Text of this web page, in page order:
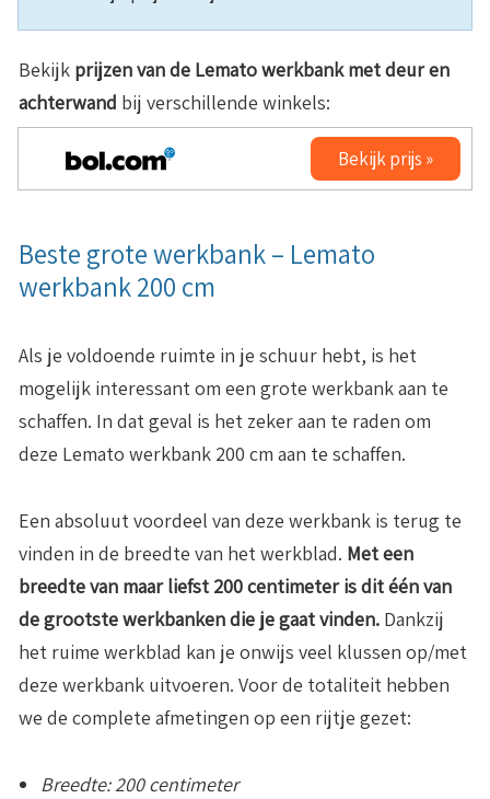
Bekijk prijzen van de Lemato werkbank met deur en
achterwand bij verschillende winkels:
Bekijk prijs »
Beste grote werkbank – Lemato
werkbank 200 cm
Als je voldoende ruimte in je schuur hebt, is het
mogelijk interessant om een grote werkbank aan te
schaffen. In dat geval is het zeker aan te raden om
deze Lemato werkbank 200 cm aan te schaffen.
Een absoluut voordeel van deze werkbank is terug te
vinden in de breedte van het werkblad. Met een
breedte van maar liefst 200 centimeter is dit één van
de grootste werkbanken die je gaat vinden. Dankzij
het ruime werkblad kan je onwijs veel klussen op/met
deze werkbank uitvoeren. Voor de totaliteit hebben
we de complete afmetingen op een rijtje gezet:
Breedte: 200 centimeter